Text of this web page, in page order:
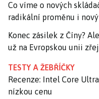
Co víme o nových
radikální proměnu i
Konec zásilek z Číny?
už na Evropskou unii
TESTY A ŽEBŘÍČKY
Recenze: Intel Core
nízkou cenu